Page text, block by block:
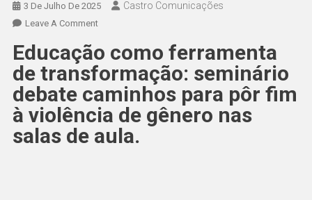
3 De Julho De 2025 Castro Comunicações
Leave A Comment
Educação como ferramenta
de transformação: seminário
debate caminhos para pôr fim
à violência de gênero nas
salas de aula.